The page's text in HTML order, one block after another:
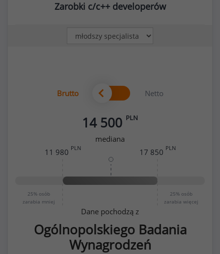
Zarobki c/c++ developerów
Brutto Netto
14 500 PLN
mediana
25% osób
zarabia mniej
25% osób
zarabia więcej
11 980 PLN 17 850 PLN
Dane pochodzą z
Ogólnopolskiego Badania
Wynagrodzeń